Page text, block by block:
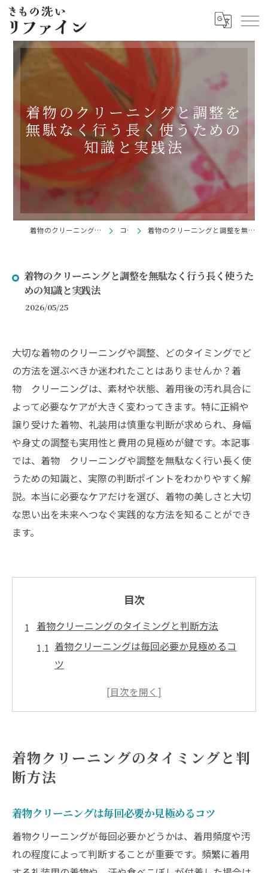
着物のクリーニングと調整を
無駄なく行う長く使うための
知識と実践法
着物のクリーニングならきもの洗い リファイン コラム 着物のクリーニングと調整を無駄なく行う長く使うための知識と実践法
着物のクリーニングと調整を無駄なく行う長く使うた
めの知識と実践法
2026/05/25
大切な着物のクリーニングや調整、どのタイミングでど
の方法を選ぶべきか迷われたことはありませんか？着
物 クリーニングは、素材や状態、着用後の汚れ具合に
よって必要なケアが大きく変わってきます。特に正絹や
譲り受けた着物、礼装用は慎重な判断が求められ、身幅
や身丈の調整も実用性と費用の見極めが鍵です。本記事
では、着物 クリーニングや調整を無駄なく行い長く使
うための知識と、実際の判断ポイントをわかりやすく解
説。本当に必要なケアだけを選び、着物の美しさと大切
な思い出を未来へつなぐ実践的な方法を知ることができ
ます。
目次
着物クリーニングのタイミングと判断方法
着物クリーニングは毎回必要か見極めるコ
ツ
着物クリーニング前に素材や汚れを確認す
自宅ケアと着物クリーニングの使い分け方
着物クリーニングが不要なケースと注意点
着物クリーニング前後の身丈調整のポイン
ト
着物クリーニング後に行う身幅調整の実践
着物クリーニングのタイミングと判
断方法
着物クリーニングは毎回必要か見極めるコツ
着物クリーニングが毎回必要かどうかは、着用頻度や汚
れの程度によって判断することが重要です。頻繁に着用